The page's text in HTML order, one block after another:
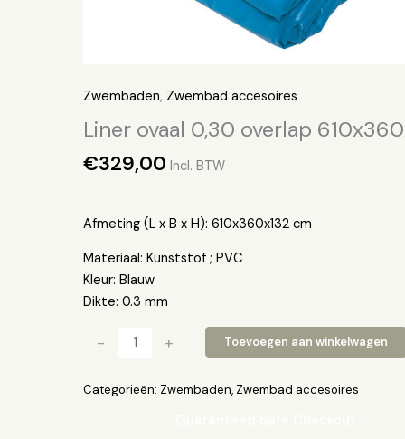
Zwembaden, Zwembad accesoires
Liner ovaal 0,30 overlap
€329,00 Incl. BTW
Afmeting (L x B x H): 610x360x132 cm
Materiaal: Kunststof ; PVC
Kleur: Blauw
Dikte: 0.3 mm
- + Toevoegen aan winkelwagen
Categorieën: Zwembaden, Zwembad accesoires